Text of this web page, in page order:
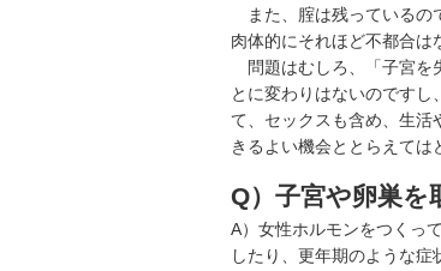
また、腟は残っているの
肉体的にそれほど不都合は
問題はむしろ、「子宮を
とに変わりはないのです
て、セックスも含め、生
きるよい機会ととらえては
Q）子宮や卵巣を
A）女性ホルモンをつくっ
したり、 更年期のような症